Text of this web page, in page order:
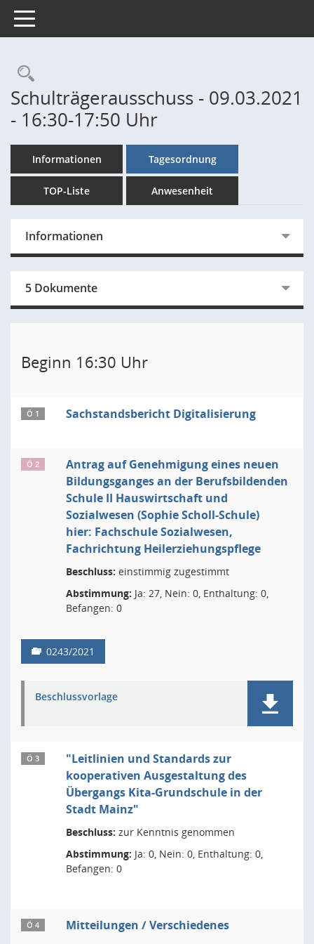
Toggle navigation
Rechercheauswahl
Schulträgerausschuss - 09.03.2021
- 16:30-17:50 Uhr
Informationen Tagesordnung
TOP-Liste Anwesenheit
Informationen
5 Dokumente
Beginn 16:30 Uhr
Ö 1 Sachstandsbericht Digitalisierung
Ö 2
Antrag auf Genehmigung eines neuen
Bildungsganges an der Berufsbildenden
Schule II Hauswirtschaft und
Sozialwesen (Sophie Scholl-Schule)
hier: Fachschule Sozialwesen,
Fachrichtung Heilerziehungspflege
Beschluss: einstimmig zugestimmt
Abstimmung: Ja: 27, Nein: 0, Enthaltung: 0,
Befangen: 0
0243/2021
Beschlussvorlage
Ö 3
"Leitlinien und Standards zur
kooperativen Ausgestaltung des
Übergangs Kita-Grundschule in der
Stadt Mainz"
Beschluss: zur Kenntnis genommen
Abstimmung: Ja: 0, Nein: 0, Enthaltung: 0,
Befangen: 0
Ö 4 Mitteilungen / Verschiedenes